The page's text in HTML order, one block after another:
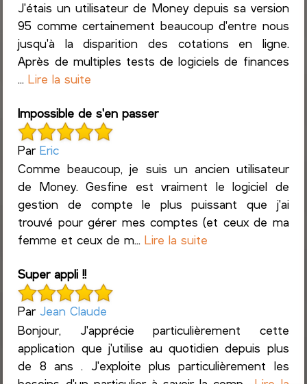
J'étais un utilisateur de Money depuis sa version
95 comme certainement beaucoup d'entre nous
jusqu'à la disparition des cotations en ligne.
Après de multiples tests de logiciels de finances
...Lire la suite
Impossible de s'en passer
ParEric
Comme beaucoup, je suis un ancien utilisateur
de Money. Gesfine est vraiment le logiciel de
gestion de compte le plus puissant que j'ai
trouvé pour gérer mes comptes (et ceux de ma
femme et ceux de m...Lire la suite
Super appli !!
Par Jean Claude
Bonjour, J'apprécie particulièrement cette
application que j'utilise au quotidien depuis plus
de 8 ans . J'exploite plus particulièrement les